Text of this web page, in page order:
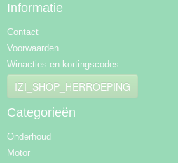
Informatie
Contact
Voorwaarden
Winacties en kortingscodes
IZI_SHOP_HERROEPING
Categorieën
Onderhoud
Motor